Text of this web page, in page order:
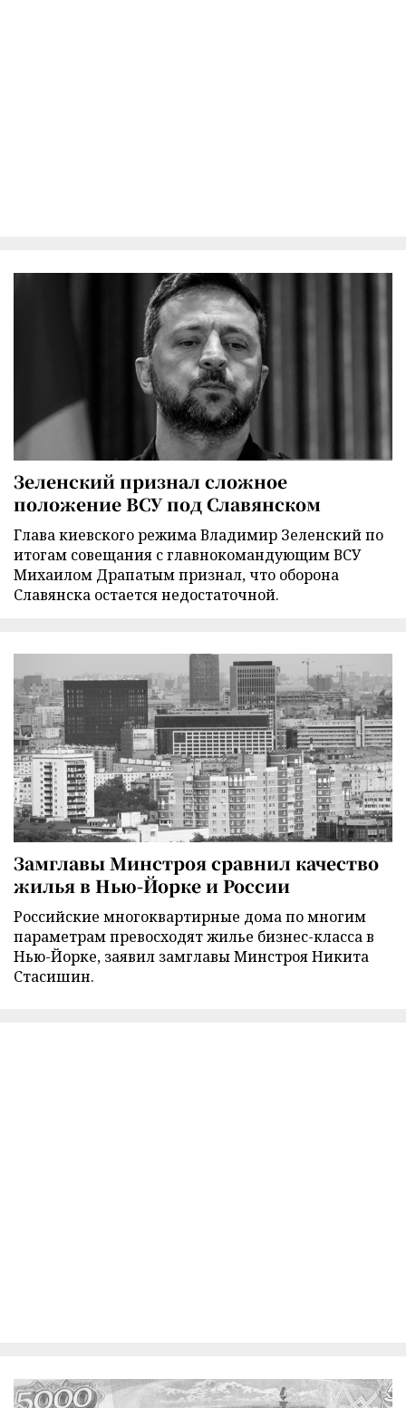
Зеленский признал сложное
положение ВСУ под Славянском
Глава киевского режима Владимир Зеленский по
итогам совещания с главнокомандующим ВСУ
Михаилом Драпатым признал, что оборона
Славянска остается недостаточной.
Замглавы Минстроя сравнил качество
жилья в Нью-Йорке и России
Российские многоквартирные дома по многим
параметрам превосходят жилье бизнес-класса в
Нью-Йорке, заявил замглавы Минстроя Никита
Стасишин.